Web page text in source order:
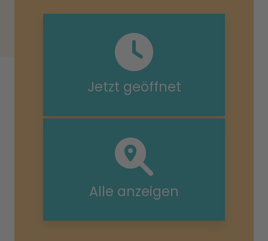
Jetzt geöffnet
Alle anzeigen